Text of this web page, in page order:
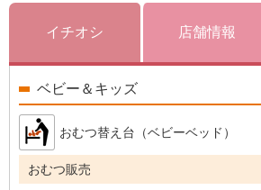
イチオシ 店舗情報
ベビー＆キッズ
おむつ替え台（ベビーベッド）
おむつ販売